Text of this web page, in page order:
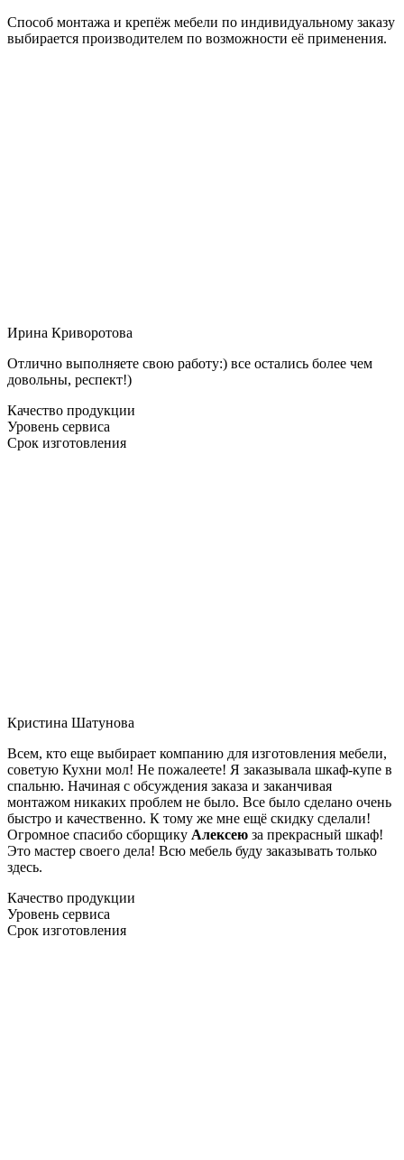
Способ монтажа и крепёж мебели по индивидуальному заказу
выбирается производителем по возможности её применения.
Ирина Криворотова
Отлично выполняете свою работу:) все остались более чем
довольны, респект!)
Качество продукции
Уровень сервиса
Срок изготовления
Кристина Шатунова
Всем, кто еще выбирает компанию для изготовления мебели,
советую Кухни мол! Не пожалеете! Я заказывала шкаф-купе в
спальню. Начиная с обсуждения заказа и заканчивая
монтажом никаких проблем не было. Все было сделано очень
быстро и качественно. К тому же мне ещё скидку сделали!
Огромное спасибо сборщику Алексею за прекрасный шкаф!
Это мастер своего дела! Всю мебель буду заказывать только
здесь.
Качество продукции
Уровень сервиса
Срок изготовления